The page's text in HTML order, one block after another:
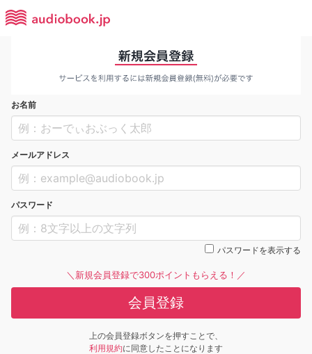
お名前
メールアドレス
パスワード
パスワードを表示する
＼新規会員登録で300ポイントもらえる！／
会員登録
上の会員登録ボタンを押すことで、
利用規約に同意したことになります